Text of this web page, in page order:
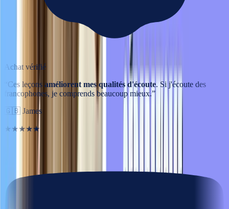
Achat vérifié
Ces leçons améliorent mes qualités d'écoute. Si j'écoute des
francophones, je comprends beaucoup mieux.”
🇬🇧 James
★★★★★